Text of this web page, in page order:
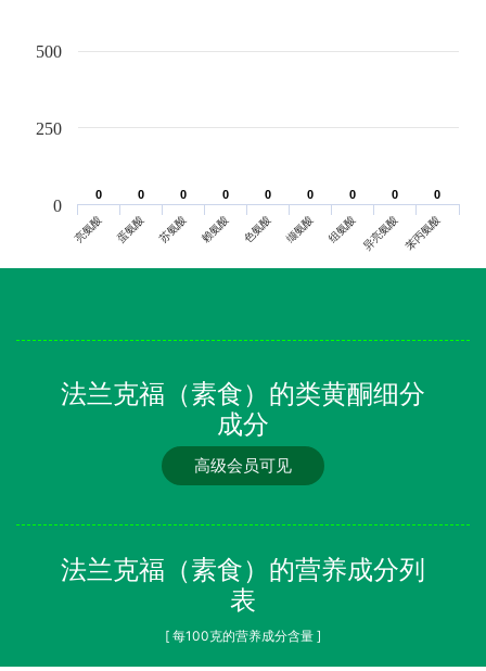
0
0 0
0 0
0 0
0 0
0 0
0 0
0 0
0 0
0
亮氨酸 蛋氨酸 苏氨酸 赖氨酸 色氨酸 缬氨酸 组氨酸 异亮氨酸苯丙氨酸
0
250
500
法兰克福（素食）的类黄酮细分
成分
高级会员可见
法兰克福（素食）的营养成分列
表
[ 每100克的营养成分含量 ]